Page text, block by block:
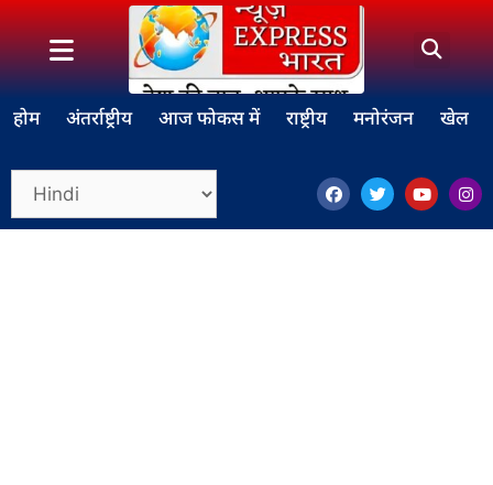
होम अंतर्राष्ट्रीय आज फोकस में राष्ट्रीय मनोरंजन खेल